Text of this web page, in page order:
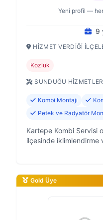
Yeni profil —
9
HIZMET VERDIĞI
Kozluk
SUNDUĞU HIZMETLER
Kombi Montajı
Petek ve Radyatör
Kartepe Kombi Servisi
ilçesinde iklimlendirme
Gold Üye